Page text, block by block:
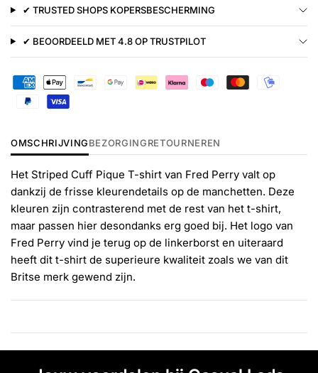
✔ TRUSTED SHOPS KOPERSBESCHERMING
✔ BEOORDEELD MET 4.8 OP TRUSTPILOT
OMSCHRIJVINGBEZORGINGRETOURNEREN
Het Striped Cuff Pique T-shirt van Fred Perry valt op
dankzij de frisse kleurendetails op de manchetten. Deze
kleuren zijn contrasterend met de rest van het t-shirt,
maar passen hier desondanks erg goed bij. Het logo van
Fred Perry vind je terug op de linkerborst en uiteraard
heeft dit t-shirt de superieure kwaliteit zoals we van dit
Britse merk gewend zijn.